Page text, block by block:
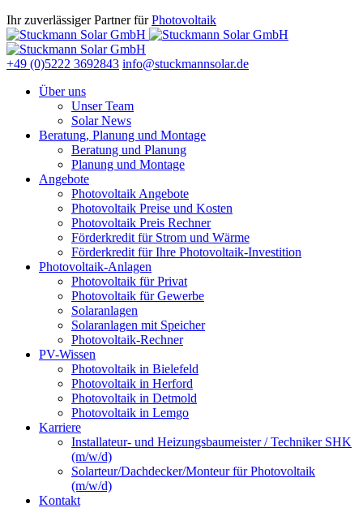
Ihr zuverlässiger Partner fürPhotovoltaik
+49 (0)5222 3692843 info@stuckmannsolar.de
Über uns
Unser Team
Solar News
Beratung, Planung und Montage
Beratung und Planung
Planung und Montage
Angebote
Photovoltaik Angebote
Photovoltaik Preise und Kosten
Photovoltaik Preis Rechner
Förderkredit für Strom und Wärme
Förderkredit für Ihre Photovoltaik-Investition
Photovoltaik-Anlagen
Photovoltaik für Privat
Photovoltaik für Gewerbe
Solaranlagen
Solaranlagen mit Speicher
Photovoltaik-Rechner
PV-Wissen
Photovoltaik in Bielefeld
Photovoltaik in Herford
Photovoltaik in Detmold
Photovoltaik in Lemgo
Karriere
Installateur- und Heizungsbaumeister / Techniker SHK
(m/w/d)
Solarteur/Dachdecker/Monteur für Photovoltaik
(m/w/d)
Kontakt